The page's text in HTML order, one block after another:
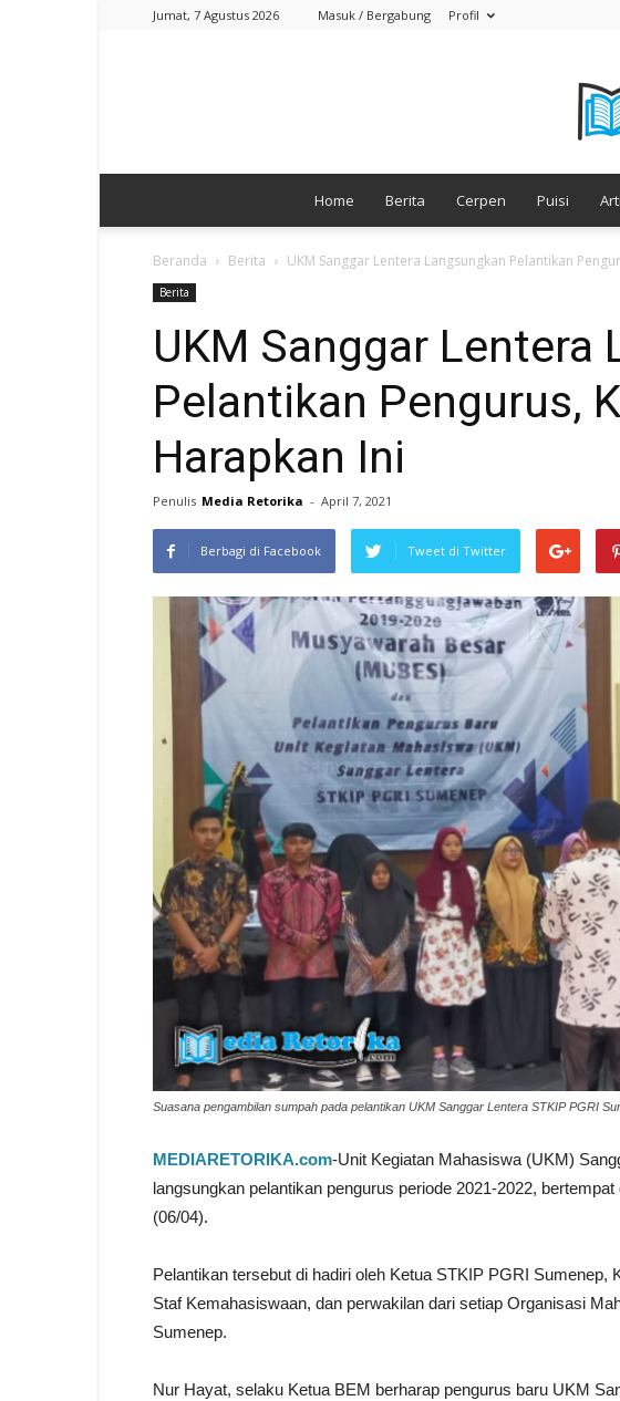
Jumat, 7 Agustus 2026 Masuk / Bergabung Profil
Home Berita Cerpen Puisi
Beranda Berita UKM Sanggar Lentera Langsungkan Pelantikan
Berita
UKM Sanggar Lentera
Pelantikan Pengurus,
Harapkan Ini
Penulis Media Retorika - April 7, 2021
Berbagi di Facebook Tweet di Twitter
Suasana pengambilan sumpah pada pelantikan UKM Sanggar Lentera STKIP PGRI
MEDIARETORIKA.com-Unit Kegiatan Mahasiswa (UKM)
langsungkan pelantikan pengurus periode 2021-2022,
(06/04).
Pelantikan tersebut di hadiri oleh Ketua STKIP PGRI
Staf Kemahasiswaan, dan perwakilan dari setiap Organisasi
Sumenep.
Nur Hayat, selaku Ketua BEM berharap pengurus baru UKM